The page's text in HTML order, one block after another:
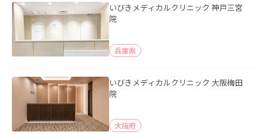
いびきメディカルクリニック 神戸三宮
院
兵庫県
いびきメディカルクリニック 大阪梅田
院
大阪府